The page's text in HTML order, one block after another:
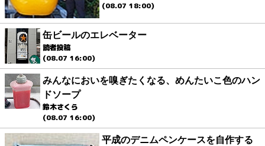
(08.07 18:00)
缶ビールのエレベーター
読者投稿
(08.07 16:00)
みんなにおいを嗅ぎたくなる、めんたいこ色のハン
ドソープ
鈴木さくら
(08.07 16:00)
平成のデニムペンケースを自作する